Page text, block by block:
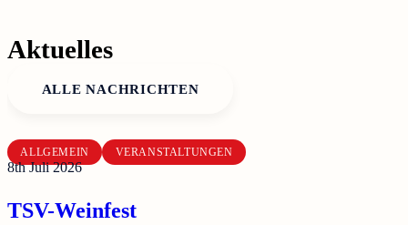
Aktuelles
ALLE NACHRICHTEN
ALLGEMEIN VERANSTALTUNGEN
8th Juli 2026
TSV-Weinfest